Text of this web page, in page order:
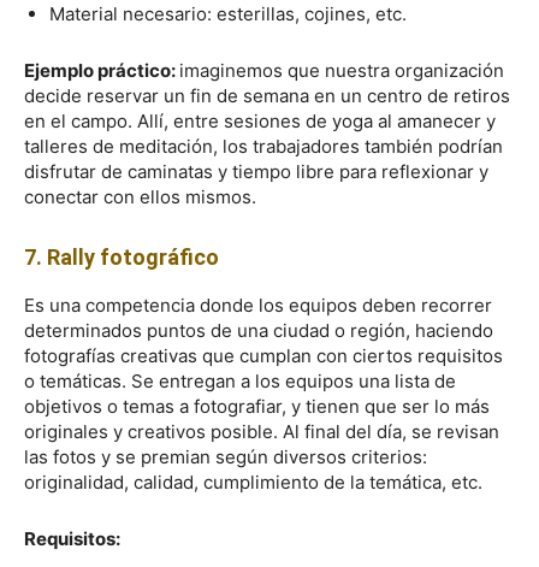
Material necesario: esterillas, cojines, etc.
Ejemplo práctico: imaginemos que nuestra organización
decide reservar un fin de semana en un centro de retiros
en el campo. Allí, entre sesiones de yoga al amanecer y
talleres de meditación, los trabajadores también podrían
disfrutar de caminatas y tiempo libre para reflexionar y
conectar con ellos mismos.
7. Rally fotográfico
Es una competencia donde los equipos deben recorrer
determinados puntos de una ciudad o región, haciendo
fotografías creativas que cumplan con ciertos requisitos
o temáticas. Se entregan a los equipos una lista de
objetivos o temas a fotografiar, y tienen que ser lo más
originales y creativos posible. Al final del día, se revisan
las fotos y se premian según diversos criterios:
originalidad, calidad, cumplimiento de la temática, etc.
Requisitos: